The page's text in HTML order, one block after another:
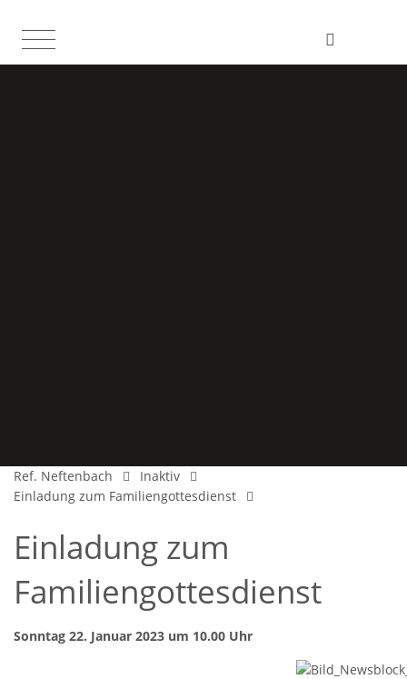
Ref. Neftenbach
Inaktiv
Einladung zum Familiengottesdienst
Einladung zum
Familiengottesdienst
Sonntag 22. Januar 2023 um 10.00 Uhr